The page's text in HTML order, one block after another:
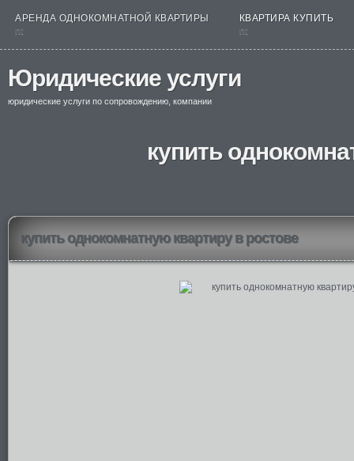
АРЕНДА ОДНОКОМНАТНОЙ КВАРТИРЫ
nt
КВАРТИРА КУПИТЬ
nt
Юридические услуги
юридические услуги по сопровождению, компании
купить
купить однокомнатную квартиру в ростове